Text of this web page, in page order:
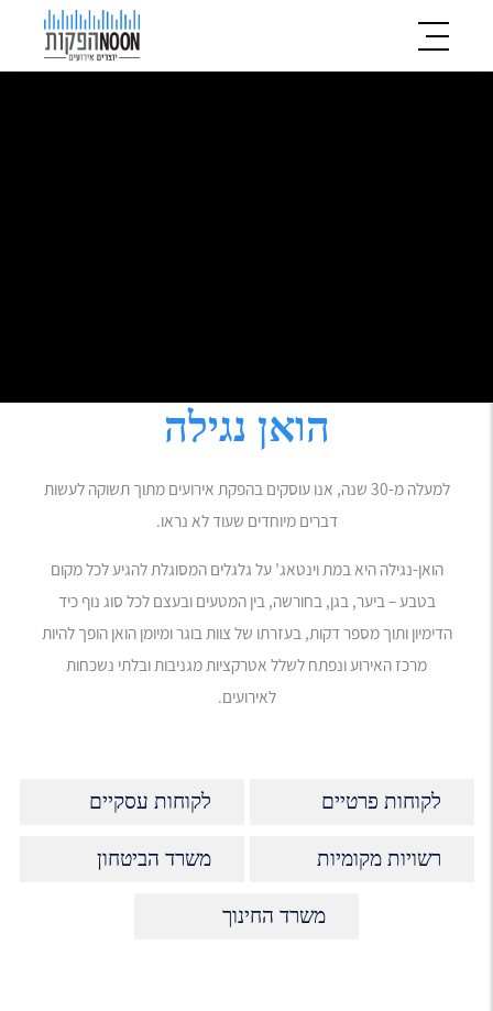
הואן נגילה
למעלה מ-30 שנה, אנו עוסקים בהפקת אירועים מתוך תשוקה לעשות
דברים מיוחדים שעוד לא נראו.
הואן-נגילה היא במת וינטאג’ על גלגלים המסוגלת להגיע לכל מקום
בטבע – ביער, בגן, בחורשה, בין המטעים ובעצם לכל סוג נוף כיד
הדימיון ותוך מספר דקות, בעזרתו של צוות בוגר ומיומן הואן הופך להיות
מרכז האירוע ונפתח לשלל אטרקציות מגניבות ובלתי נשכחות
לאירועים.
לקוחות פרטיים לקוחות עסקיים
רשויות מקומיות משרד הביטחון
משרד החינוך